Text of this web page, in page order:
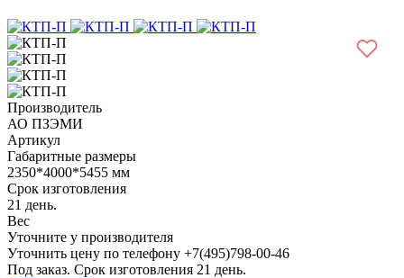
Производитель
АО ПЗЭМИ
Артикул
Габаритные размеры
2350*4000*5455 мм
Срок изготовления
21 день.
Вес
Уточните у производителя
Уточнить цену по телефону +7(495)798-00-46
Под заказ. Срок изготовления 21 день.